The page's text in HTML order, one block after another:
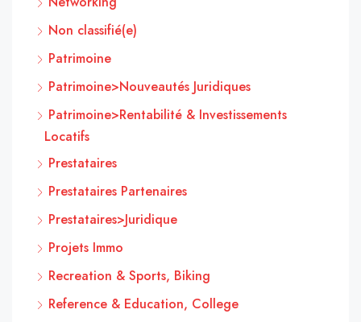
Non classifié(e)
Patrimoine
Patrimoine>Nouveautés Juridiques
Patrimoine>Rentabilité & Investissements
Locatifs
Prestataires
Prestataires Partenaires
Prestataires>Juridique
Projets Immo
Recreation & Sports, Biking
Reference & Education, College